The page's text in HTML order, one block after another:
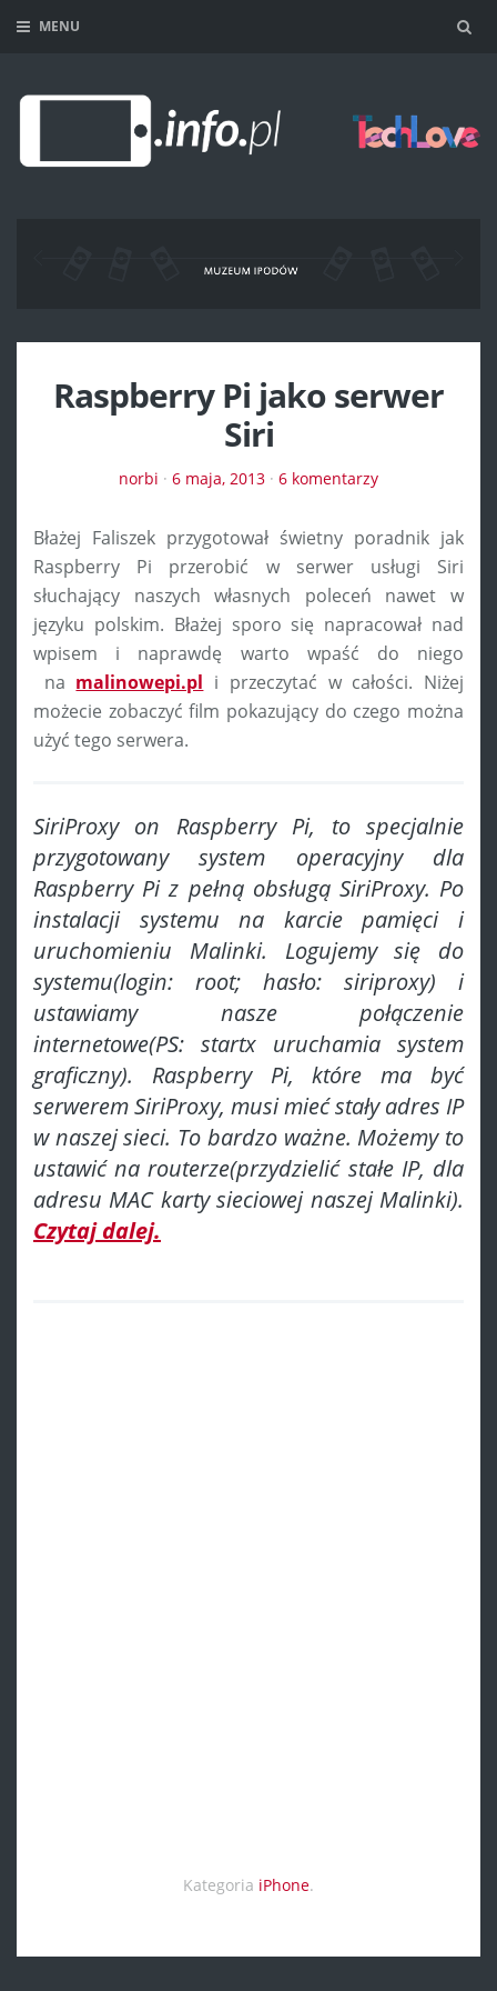
MENU
Raspberry Pi jako serwer
Siri
norbi · 6 maja, 2013 · 6 komentarzy
Błażej Faliszek przygotował świetny poradnik jak
Raspberry Pi przerobić w serwer usługi Siri
słuchający naszych własnych poleceń nawet w
języku polskim. Błażej sporo się napracował nad
wpisem i naprawdę warto wpaść do niego
na malinowepi.pl i przeczytać w całości. Niżej
możecie zobaczyć film pokazujący do czego można
użyć tego serwera.
SiriProxy on Raspberry Pi, to specjalnie
przygotowany system operacyjny dla
Raspberry Pi z pełną obsługą SiriProxy. Po
instalacji systemu na karcie pamięci i
uruchomieniu Malinki. Logujemy się do
systemu(login: root; hasło: siriproxy) i
ustawiamy nasze połączenie
internetowe(PS: startx uruchamia system
graficzny). Raspberry Pi, które ma być
serwerem SiriProxy, musi mieć stały adres IP
w naszej sieci. To bardzo ważne. Możemy to
ustawić na routerze(przydzielić stałe IP, dla
adresu MAC karty sieciowej naszej Malinki).
Czytaj dalej.
Kategoria iPhone.